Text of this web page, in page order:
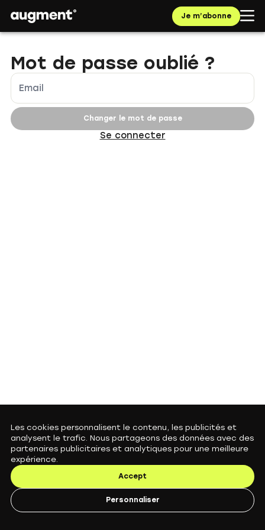
Je m’abonne
Mot de passe oublié ?
Email
Changer le mot de passe
Se connecter
Les cookies personnalisent le contenu, les publicités et
analysent le trafic. Nous partageons des données avec des
partenaires publicitaires et analytiques pour une meilleure
expérience.
Personnaliser
Accept